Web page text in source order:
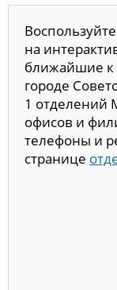
на
ближайшие к
городе
1 отделений
офисов и
телефоны и
странице